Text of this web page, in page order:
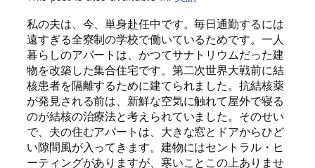
私の夫は、今、単身赴任中です。毎日通勤するには
遠すぎる全寮制の学校で働いているためです。一人
暮らしのアパートは、かつてサナトリウムだった建
物を改築した集合住宅です。第二次世界大戦前に結
核患者を隔離するために建てられました。抗結核薬
が発見される前は、新鮮な空気に触れて屋外で寝る
のが結核の治療法と考えられていました。そのせい
で、夫の住むアパートは、大きな窓とドアからひど
い隙間風が入ってきます。建物にはセントラル・ヒ
ーティングがありますが、寒いことこの上ありませ